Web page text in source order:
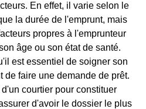
En effet, il varie selon le
la durée de l'emprunt, mais
propres à l'emprunteur
âge ou son état de santé.
est essentiel de soigner son
de faire une demande de prêt.
courtier pour constituer
d'avoir le dossier le plus